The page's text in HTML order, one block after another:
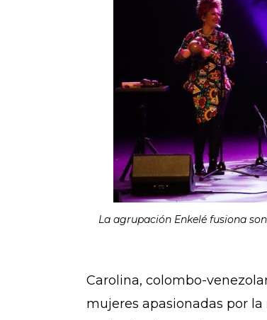
La agrupación Enkelé fusiona
Carolina, colombo-
mujeres apasionadas por la